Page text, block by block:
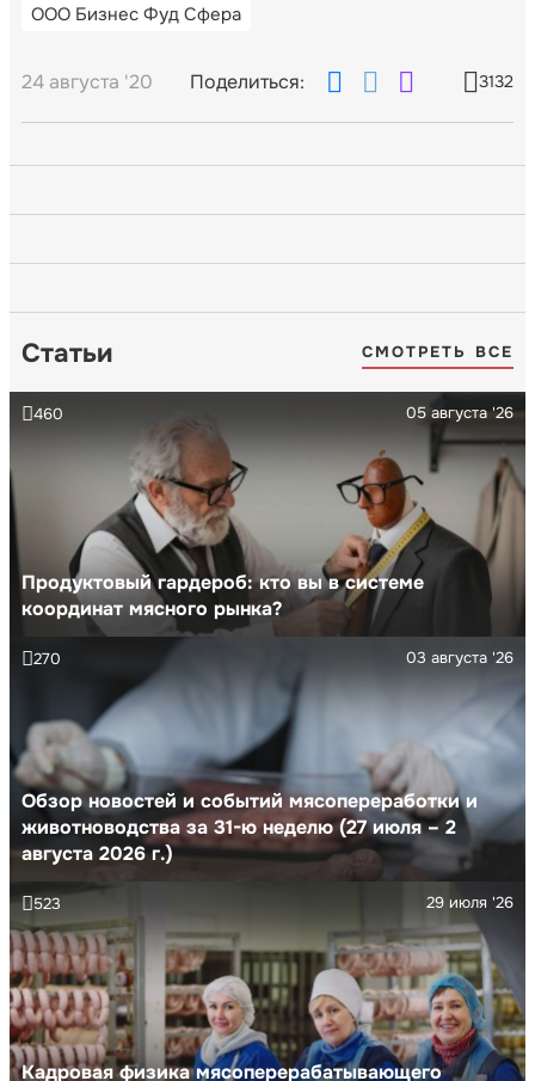
ООО Бизнес Фуд Сфера
24 августа '20 Поделиться: 3132
Статьи СМОТРЕТЬ ВСЕ
Продуктовый гардероб: кто вы в системе
координат мясного рынка?
05 августа '26
460
Обзор новостей и событий мясопереработки и
животноводства за 31-ю неделю (27 июля – 2
августа 2026 г.)
03 августа '26
270
Кадровая физика мясоперерабатывающего
29 июля '26
523